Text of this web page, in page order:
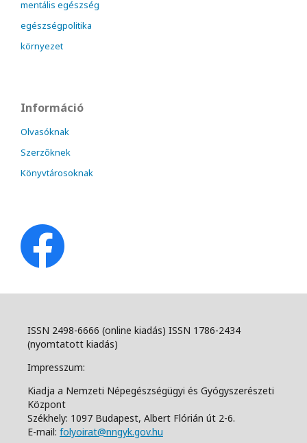
mentális egészség
egészségpolitika
környezet
Információ
Olvasóknak
Szerzőknek
Könyvtárosoknak
ISSN 2498-6666 (online kiadás) ISSN 1786-2434
(nyomtatott kiadás)
Impresszum:
Kiadja a Nemzeti Népegészségügyi és Gyógyszerészeti
Központ
Székhely: 1097 Budapest, Albert Flórián út 2-6.
E-mail: folyoirat@nngyk.gov.hu